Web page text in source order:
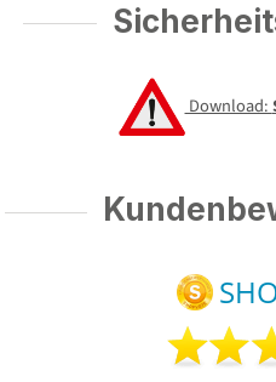
Download: